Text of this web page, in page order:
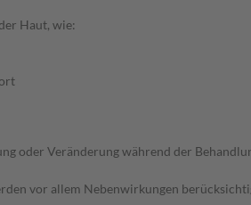
Haut, wie:
oder Veränderung während der
vor allem Nebenwirkungen